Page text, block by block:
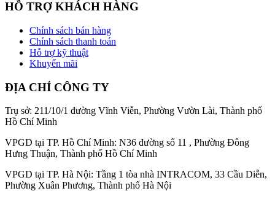
HỖ TRỢ KHÁCH HÀNG
Chính sách bán hàng
Chính sách thanh toán
Hỗ trợ kỹ thuật
Khuyến mãi
ĐỊA CHỈ CÔNG TY
Trụ sở: 211/10/1 đường Vĩnh Viễn, Phường Vườn Lài, Thành phố
Hồ Chí Minh
VPGD tại TP. Hồ Chí Minh: N36 đường số 11 , Phường Đông
Hưng Thuận, Thành phố Hồ Chí Minh
VPGD tại TP. Hà Nội: Tầng 1 tòa nhà INTRACOM, 33 Cầu Diễn,
Phường Xuân Phương, Thành phố Hà Nội